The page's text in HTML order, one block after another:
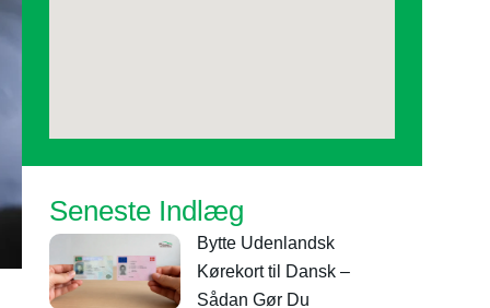
Seneste Indlæg
Bytte Udenlandsk
Kørekort til Dansk –
Sådan Gør Du